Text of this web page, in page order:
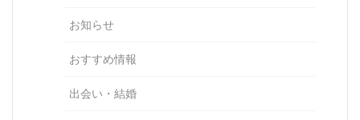
お知らせ
おすすめ情報
出会い・結婚